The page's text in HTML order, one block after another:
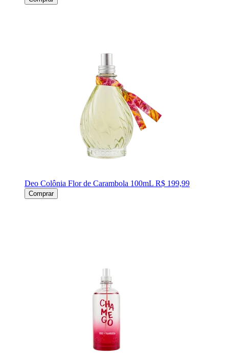
Deo Colônia Flor de Carambola 100mL R$ 199,99
Comprar